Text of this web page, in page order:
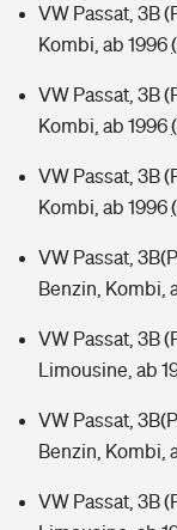
VW Passat, 3B
Kombi, ab 1996
VW Passat, 3B
Kombi, ab 1996
VW Passat, 3B
Kombi, ab 1996
VW Passat,
Benzin, Kombi,
VW Passat, 3B
Limousine, ab
VW Passat,
Benzin, Kombi,
VW Passat, 3B